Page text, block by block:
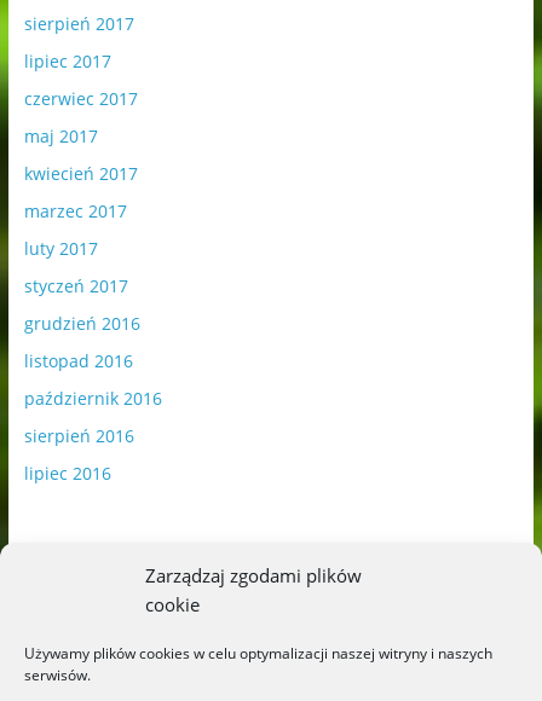
Zarządzaj zgodami plików
cookie
Używamy plików cookies w celu optymalizacji naszej witryny i naszych
serwisów.
sierpień 2017
lipiec 2017
czerwiec 2017
maj 2017
kwiecień 2017
marzec 2017
luty 2017
styczeń 2017
grudzień 2016
listopad 2016
październik 2016
sierpień 2016
lipiec 2016